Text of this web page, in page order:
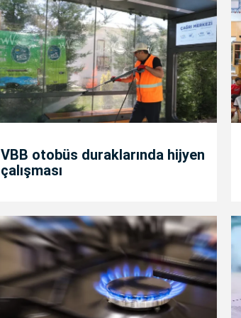
VBB otobüs duraklarında hijyen
çalışması